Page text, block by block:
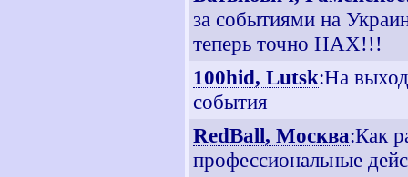
за событиями на
теперь точно НАХ!!!
100hid, Lutsk:На
события
RedBall, Москва:Как
профессиональные